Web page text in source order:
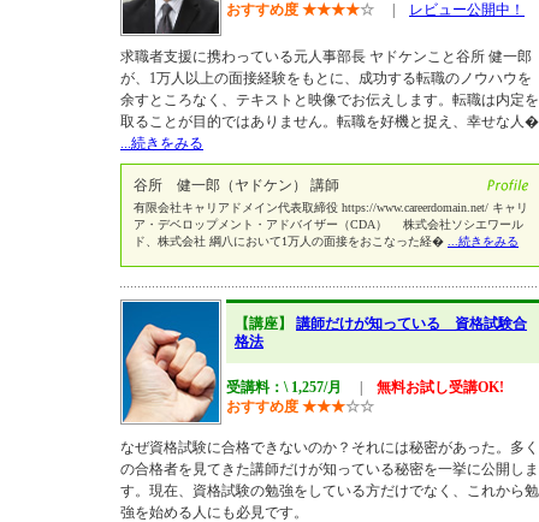
おすすめ度 ★★★★☆ レビュー公開中！
求職者支援に携わっている元人事部長 ヤドケンこと谷所 健一郎
が、1万人以上の面接経験をもとに、成功する転職のノウハウを
余すところなく、テキストと映像でお伝えします。転職は内定を
取ることが目的ではありません。転職を好機と捉え、幸せな人�
...続きをみる
谷所 健一郎（ヤドケン） 講師
有限会社キャリアドメイン代表取締役 https://www.careerdomain.net/ キャリ
ア・デベロップメント・アドバイザー（CDA） 株式会社ソシエワール
ド、株式会社 綱八において1万人の面接をおこなった経�
...続きをみる
【講座】 講師だけが知っている 資格試験合
格法
受講料：\ 1,257/月
無料お試し受講OK!
おすすめ度 ★★★☆☆
なぜ資格試験に合格できないのか？それには秘密があった。多く
の合格者を見てきた講師だけが知っている秘密を一挙に公開しま
す。現在、資格試験の勉強をしている方だけでなく、これから勉
強を始める人にも必見です。